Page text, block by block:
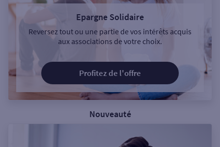
Epargne Solidaire
Reversez tout ou une partie de vos intérêts acquis
aux associations de votre choix.
Profitez de l'offre
Nouveauté